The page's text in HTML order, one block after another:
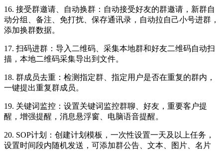
16. 接受群邀请、自动换群：自动接受好友的群邀请，新群自
动分组、备注、免打扰、保存通讯录，自动拉自己小号进群，
添加换群数据。
17. 扫码进群：导入二维码、采集本地群和好友二维码自动扫
描，本地二维码采集导出到文件。
18. 群成员去重：检测指定群、指定用户是否在重复的群内，
一键提出重复群成员。
19. 关键词监控：设置关键词监控群聊、好友，重要客户提
醒，增强提醒，消息悬浮窗、电脑语音提醒。
20. SOP计划：创建计划模板，一次性设置一天及以上任务，
设置时间段内随机发送，可添加群公告、文本、图片、名片